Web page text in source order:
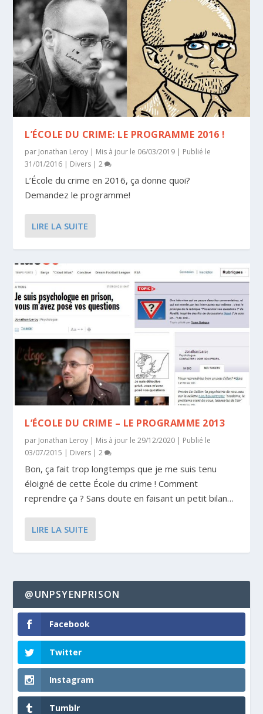
L’ÉCOLE DU CRIME: LE PROGRAMME 2016 !
par Jonathan Leroy | Mis à jour le 06/03/2019 | Publié le
31/01/2016 | Divers |2
L’École du crime en 2016, ça donne quoi?
Demandez le programme!
LIRE LA SUITE
L’ÉCOLE DU CRIME – LE PROGRAMME 2013
par Jonathan Leroy | Mis à jour le 29/12/2020 | Publié le
03/07/2015 | Divers |2
Bon, ça fait trop longtemps que je me suis tenu
éloigné de cette École du crime ! Comment
reprendre ça ? Sans doute en faisant un petit bilan…
LIRE LA SUITE
@UNPSYENPRISON
Facebook
Twitter
Instagram
Tumblr